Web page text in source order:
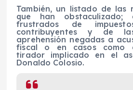
También, un listado de las
que han
frustrados de
contribuyentes y de
aprehensión negadas a
fiscal o en casos como
tirador implicado en el
Donaldo Colosio.